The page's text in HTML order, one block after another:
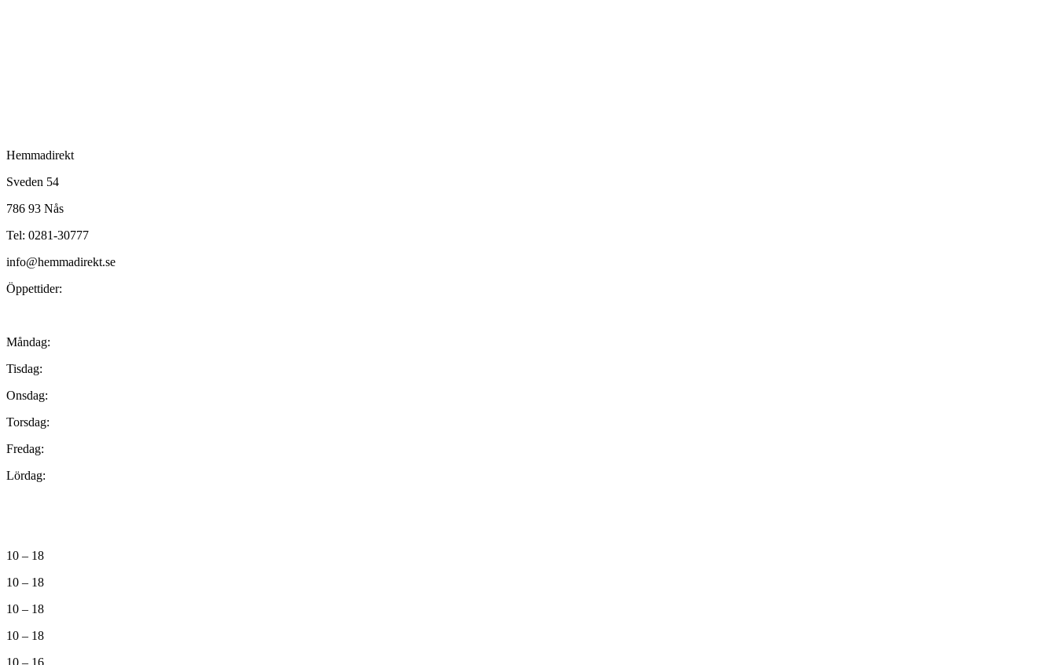
Hemmadirekt
Sveden 54
786 93 Nås
Tel: 0281-30777
info@hemmadirekt.se
Öppettider:
Måndag:
Tisdag:
Onsdag:
Torsdag:
Fredag:
Lördag:
10 – 18
10 – 18
10 – 18
10 – 18
10 – 16